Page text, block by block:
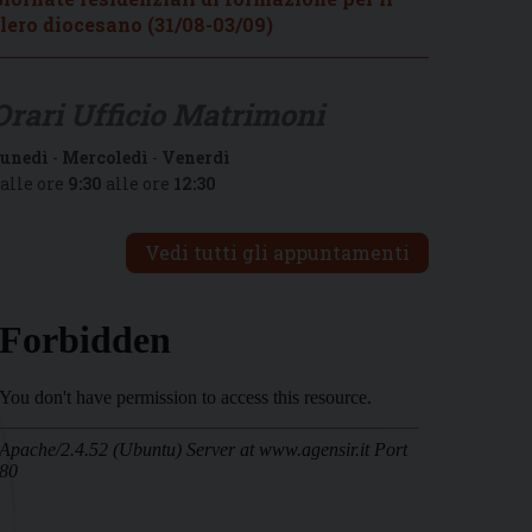
diocesano (31/08-03/09)
- Mercoledì - Venerdì
ore 9:30 alle ore 12:30
Vedi tutti gli appuntamenti